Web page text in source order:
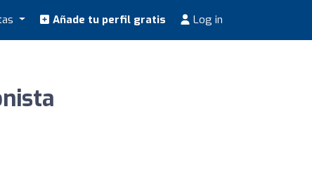
Añade tu perfil gratis Log in